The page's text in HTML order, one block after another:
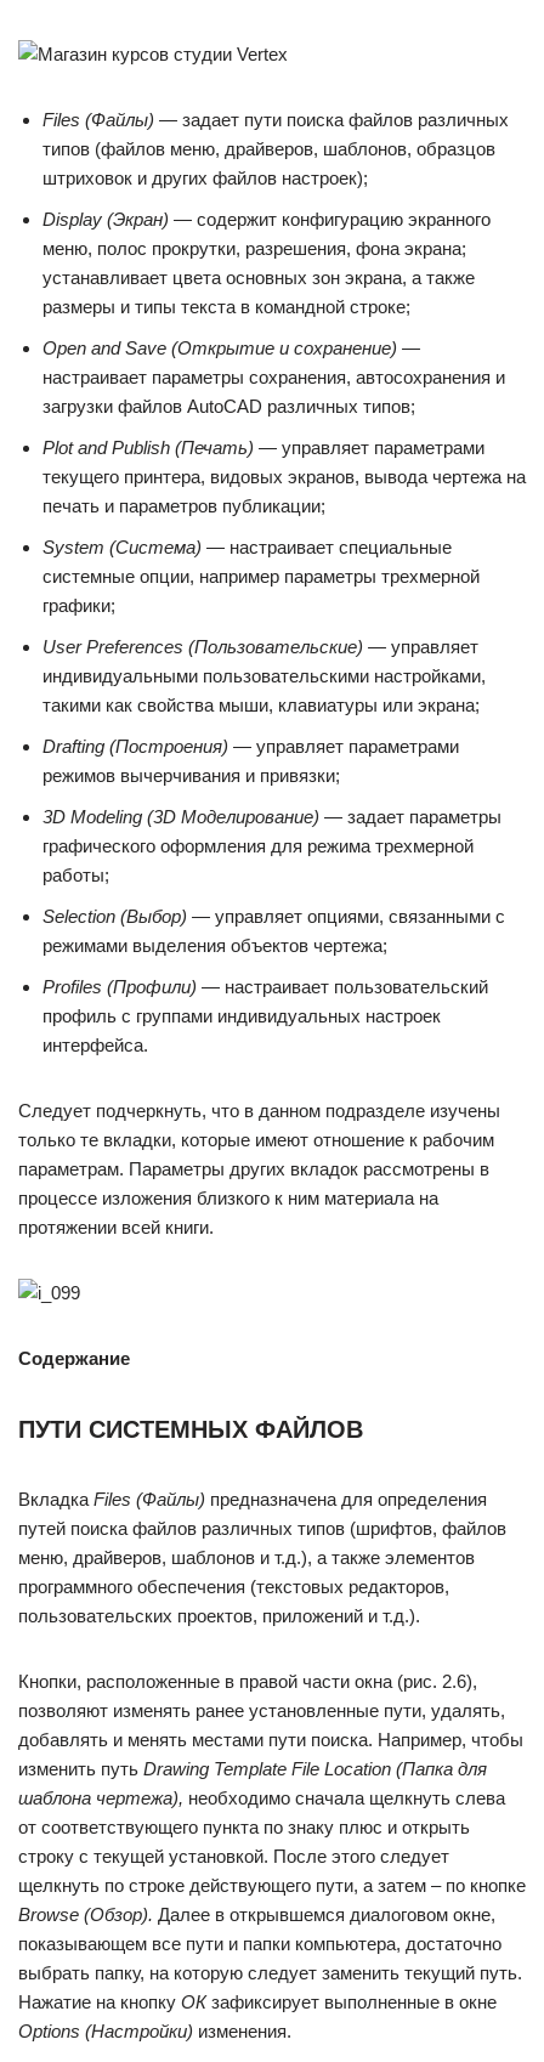
Files (Файлы) — задает пути поиска файлов различных
типов (файлов меню, драйверов, шаблонов, образцов
штриховок и других файлов настроек);
Display (Экран) — содержит конфигурацию экранного
меню, полос прокрутки, разрешения, фона экрана;
устанавливает цвета основных зон экрана, а также
размеры и типы текста в командной строке;
Open and Save (Открытие и сохранение) —
настраивает параметры сохранения, автосохранения и
загрузки файлов AutoCAD различных типов;
Plot and Publish (Печать) — управляет параметрами
текущего принтера, видовых экранов, вывода чертежа на
печать и параметров публикации;
System (Система) — настраивает специальные
системные опции, например параметры трехмерной
графики;
User Preferences (Пользовательские) — управляет
индивидуальными пользовательскими настройками,
такими как свойства мыши, клавиатуры или экрана;
Drafting (Построения) — управляет параметрами
режимов вычерчивания и привязки;
3D Modeling (3D Моделирование) — задает параметры
графического оформления для режима трехмерной
работы;
Selection (Выбор) — управляет опциями, связанными с
режимами выделения объектов чертежа;
Profiles (Профили) — настраивает пользовательский
профиль с группами индивидуальных настроек
интерфейса.
Следует подчеркнуть, что в данном подразделе изучены
только те вкладки, которые имеют отношение к рабочим
параметрам. Параметры других вкладок рассмотрены в
процессе изложения близкого к ним материала на
протяжении всей книги.
Содержание
ПУТИ СИСТЕМНЫХ ФАЙЛОВ
Вкладка Files (Файлы) предназначена для определения
путей поиска файлов различных типов (шрифтов, файлов
меню, драйверов, шаблонов и т.д.), а также элементов
программного обеспечения (текстовых редакторов,
пользовательских проектов, приложений и т.д.).
Кнопки, расположенные в правой части окна (рис. 2.6),
позволяют изменять ранее установленные пути, удалять,
добавлять и менять местами пути поиска. Например, чтобы
изменить путь Drawing Template File Location (Папка для
шаблона чертежа), необходимо сначала щелкнуть слева
от соответствующего пункта по знаку плюс и открыть
строку с текущей установкой. После этого следует
щелкнуть по строке действующего пути, а затем – по кнопке
Browse (Обзор). Далее в открывшемся диалоговом окне,
показывающем все пути и папки компьютера, достаточно
выбрать папку, на которую следует заменить текущий путь.
Нажатие на кнопку ОКзафиксирует выполненные в окне
Options (Настройки) изменения.